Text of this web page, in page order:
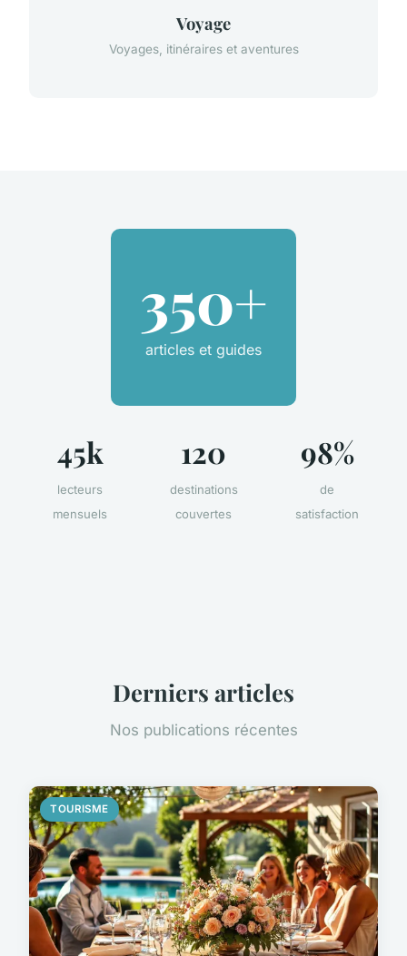
Voyage
Voyages, itinéraires et aventures
350+
articles et guides
45k
lecteurs
mensuels
120
destinations
couvertes
98%
de
satisfaction
Derniers articles
Nos publications récentes
TOURISME